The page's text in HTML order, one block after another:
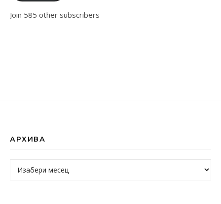
Join 585 other subscribers
АРХИВА
Архива